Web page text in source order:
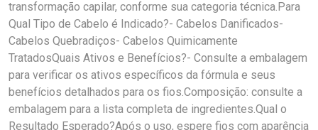
transformação capilar, conforme sua categoria técnica.Para
Qual Tipo de Cabelo é Indicado?- Cabelos Danificados-
Cabelos Quebradiços- Cabelos Quimicamente
TratadosQuais Ativos e Benefícios?- Consulte a embalagem
para verificar os ativos específicos da fórmula e seus
benefícios detalhados para os fios.Composição: consulte a
embalagem para a lista completa de ingredientes.Qual o
Resultado Esperado?Após o uso, espere fios com aparência